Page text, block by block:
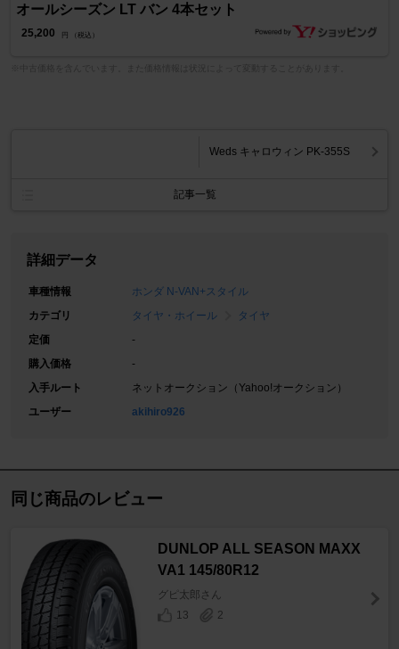
オールシーズン LT バン 4本セット
25,200 円 （税込）
Weds キャロウィン PK-355S
記事一覧
詳細データ
車種情報
ホンダ N-VAN+スタイル
カテゴリ
タイヤ・ホイール
タイヤ
定価
-
購入価格
-
入手ルート
ネットオークション（Yahoo!オークション）
ユーザー
akihiro926
同じ商品のレビュー
DUNLOP ALL SEASON MAXX
VA1 145/80R12
グピ太郎さん
13
2